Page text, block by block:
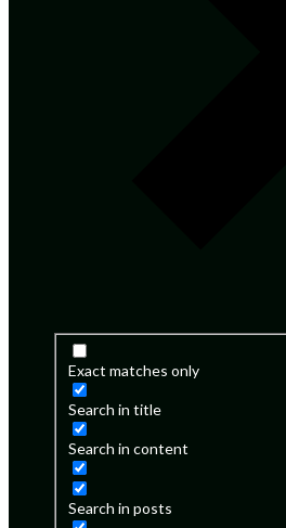
Exact matches only
Search in title
Search in content
Search in posts